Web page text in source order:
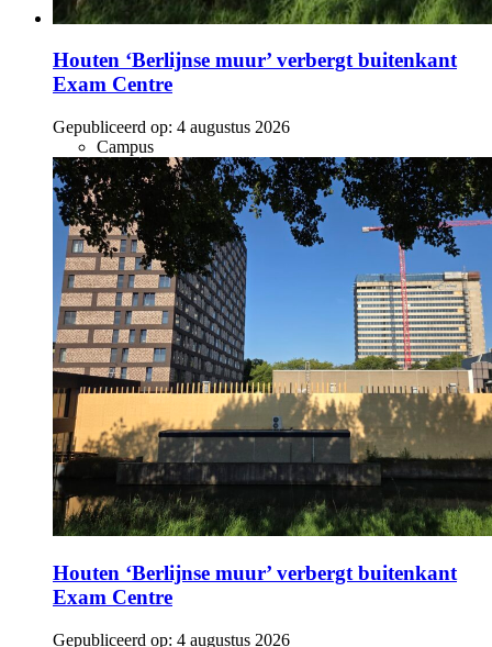
Houten ‘Berlijnse muur’ verbergt buitenkant
Exam Centre
Gepubliceerd op: 4 augustus 2026
Campus
Houten ‘Berlijnse muur’ verbergt buitenkant
Exam Centre
Gepubliceerd op: 4 augustus 2026